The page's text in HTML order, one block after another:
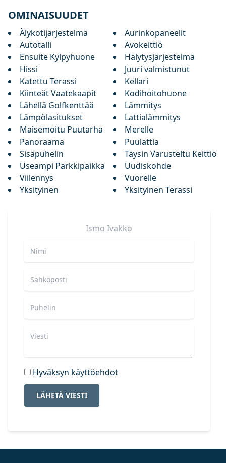
OMINAISUUDET
Älykotijärjestelmä
Aurinkopaneelit
Autotalli
Avokeittiö
Ensuite Kylpyhuone
Hälytysjärjestelmä
Hissi
Juuri valmistunut
Katettu Terassi
Kellari
Kiinteät Vaatekaapit
Kodihoitohuone
Lähellä Golfkenttää
Lämmitys
Lämpölasitukset
Lattialämmitys
Maisemoitu Puutarha
Merelle
Panoraama
Puulattia
Sisäpuhelin
Täysin Varusteltu Keittiö
Useampi Parkkipaikka
Uudiskohde
Viilennys
Vuorelle
Yksityinen
Yksityinen Terassi
Ismo Ivakko
Hyväksyn käyttöehdot
LÄHETÄ VIESTI